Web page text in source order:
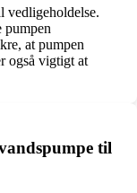
vedligeholdelse.
pumpen
at pumpen
også vigtigt at
til